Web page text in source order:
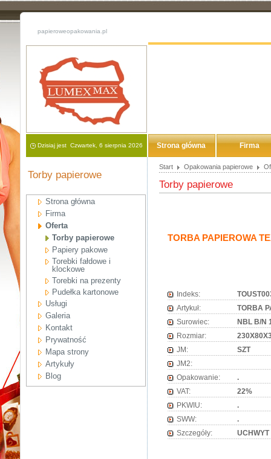
papieroweopakowania.pl
Dzisiaj jest Czwartek, 6 sierpnia 2026 Strona główna Firma
Torby papierowe
Strona główna
Firma
Oferta
Torby papierowe
Papiery pakowe
Torebki fałdowe i
klockowe
Torebki na prezenty
Pudełka kartonowe
Usługi
Galeria
Kontakt
Prywatność
Mapa strony
Artykuły
Blog
Start Opakowania papierowe
Torby papierowe
TORBA PAPIEROWA
Indeks:
Artykuł:
TORBA
Surowiec:
NBL B/N
Rozmiar:
JM:
SZT
JM2:
Opakowanie:
.
VAT:
22%
PKWIU:
.
SWW:
.
Szczegóły: